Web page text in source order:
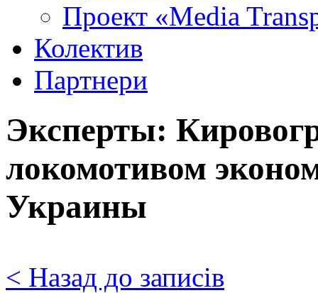
Проект «Media
Колектив
Партнери
Эксперты:
локомотивом
Украины
< Назад до записів